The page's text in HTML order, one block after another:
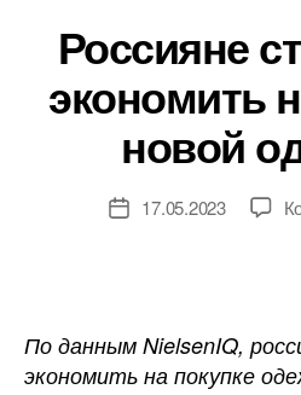
Россияне
экономить
новой
Дата17.05.2023
По данным NielsenIQ,
экономить на покупке